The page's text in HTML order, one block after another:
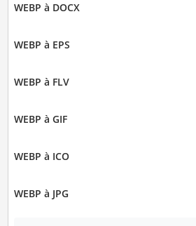
WEBP à DOCX
WEBP à EPS
WEBP à FLV
WEBP à GIF
WEBP à ICO
WEBP à JPG